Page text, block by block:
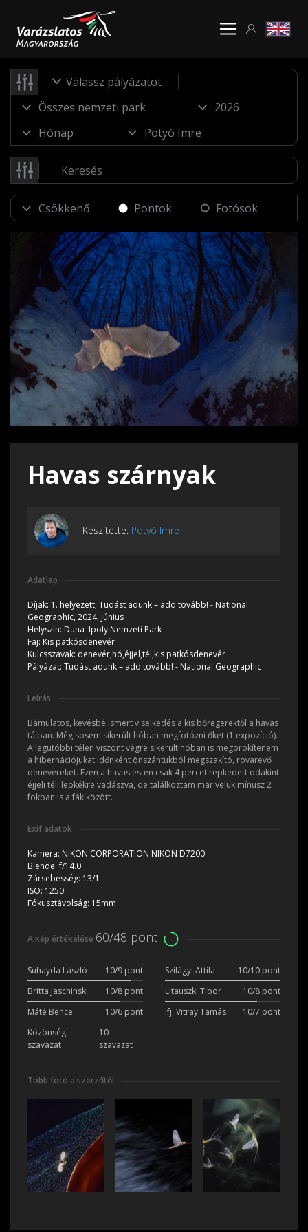
Válassz pályázatot
Pontok Fotósok
Havas szárnyak
Készítette: Potyó Imre
Adatlap
Díjak: 1. helyezett, Tudást adunk – add tovább! - National
Geographic, 2024, június
Helyszín: Duna–Ipoly Nemzeti Park
Faj: Kis patkósdenevér
Kulcsszavak: denevér,hó,éjjel,tél,kis patkósdenevér
Pályázat: Tudást adunk – add tovább! - National Geographic
Leírás
Bámulatos, kevésbé ismert viselkedés a kis bőregerektől a havas
tájban. Még sosem sikerült hóban megfotózni őket (1 expozíció).
A legutóbbi télen viszont végre sikerült hóban is megörökítenem
a hibernációjukat időnként önszántukból megszakító, rovarevő
denevéreket. Ezen a havas estén csak 4 percet repkedett odakint
éjjeli téli lepkékre vadászva, de találkoztam már velük mínusz 2
fokban is a fák között.
Exif adatok
Kamera: NIKON CORPORATION NIKON D7200
Blende:f/14.0
Zársebesség: 13/1
ISO: 1250
Fókusztávolság: 15mm
A kép értékelése 60/48 pont
Suhayda László 10/9 pont Szilágyi Attila
10/10 pont
Britta Jaschinski
10/8 pont Litauszki Tibor
10/8 pont
Máté Bence
10/6 pont ifj. Vitray Tamás
10/7 pont
Közönség
szavazat
10
szavazat
Több fotó a szerzőtől